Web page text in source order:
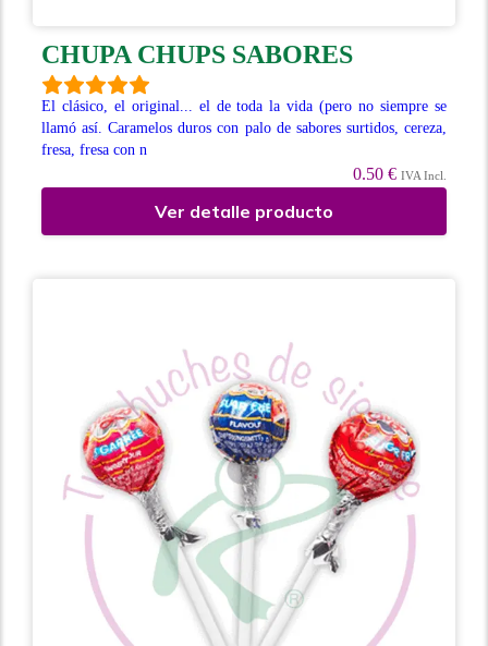
CHUPA CHUPS SABORES
El clásico, el original... el de toda la vida (pero no siempre se
llamó así. Caramelos duros con palo de sabores surtidos, cereza,
fresa, fresa con n
0.50 € IVA Incl.
Ver detalle producto